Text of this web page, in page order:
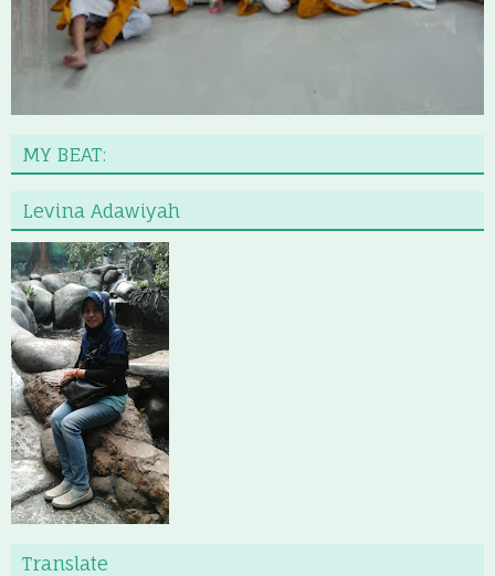
MY BEAT:
Levina Adawiyah
Translate